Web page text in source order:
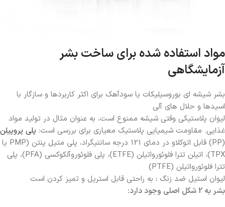
مواد استفاده شده برای ساخت بشر
آزمایشگاهی
بشر شیشه ای بوروسیلیکات یا سودآهک برای اکثر کاربردها و سازگار با
اسیدها و حلال های آلی
لیوان پلاستیکی وقتی شیشه ممنوع است، به عنوان مثال در تولید مواد
غذایی. مقاومت شیمیایی پلاستیک معیاری برای بررسی است: پلی پروپیلن
(PP) قابل اتوکلاو در دمای 121 درجه سانتیگراد، پلی متیل پنتن (PMP یا
TPX)، اتیلن تترا فلوئورواتیلن (ETFE)، پلی فلوئوروآلکوکسی (PFA)، پلی
تترا فلوئورواتیلن (PTFE)
لیوان استیل ضد زنگ : به راحتی قابل استریل و تمیز کردن است
بشر به 2 شکل اصلی وجود دارد: